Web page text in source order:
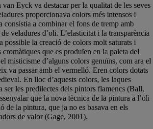
Eyck va destacar per la qualitat de les seves
proporcionava colors més intensos i
consistia a combinar el fons de tremp amb
veladures d’oli. L’elasticitat i la transparència
possible la creació de colors molt saturats i
que es produïen en la paleta del
misticisme d’alguns colors genuïns, com ara el
va passar amb el vermelló. Eren colors dotats
En lloc d’aquests colors, les laques
ser les predilectes dels pintors flamencs (Ball,
que la nova tècnica de la pintura a l’oli
de la pintura, que ja no es basava en els
de valor (Gage, 2001).